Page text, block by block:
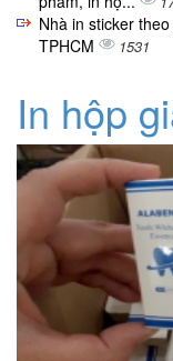
Nhà in sticker
TPHCM
1531
In hộp